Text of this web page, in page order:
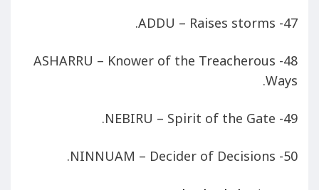
47- ADDU – Raises storms.
48- ASHARRU – Knower of the Treacherous
Ways.
49- NEBIRU – Spirit of the Gate.
50- NINNUAM – Decider of Decisions.